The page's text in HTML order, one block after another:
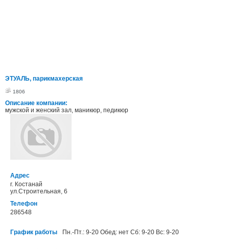
ЭТУАЛЬ, парикмахерская
1806
Описание компании:
мужской и женский зал, маникюр, педикюр
Адрес
г. Костанай
ул.Строительная, 6
Телефон
286548
График работы Пн.-Пт.: 9-20 Обед: нет Сб: 9-20 Вс: 9-20